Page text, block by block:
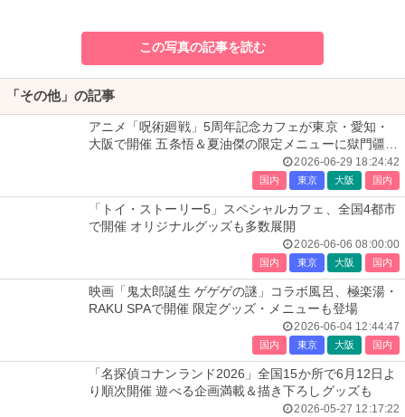
この写真の記事を読む
「その他」の記事
アニメ「呪術廻戦」5周年記念カフェが東京・愛知・
大阪で開催 五条悟＆夏油傑の限定メニューに獄門疆テ
2026-06-29 18:24:42
国内 東京 大阪 国内
「トイ・ストーリー5」スペシャルカフェ、全国4都市
で開催 オリジナルグッズも多数展開
2026-06-06 08:00:00
国内 東京 大阪 国内
映画「鬼太郎誕生 ゲゲゲの謎」コラボ風呂、極楽湯・
RAKU SPAで開催 限定グッズ・メニューも登場
2026-06-04 12:44:47
国内 東京 大阪 国内
「名探偵コナンランド2026」全国15か所で6月12日よ
り順次開催 遊べる企画満載＆描き下ろしグッズも
2026-05-27 12:17:22